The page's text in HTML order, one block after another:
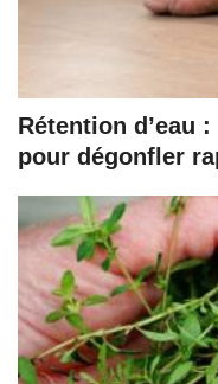
Rétention d’eau
pour dégonfler